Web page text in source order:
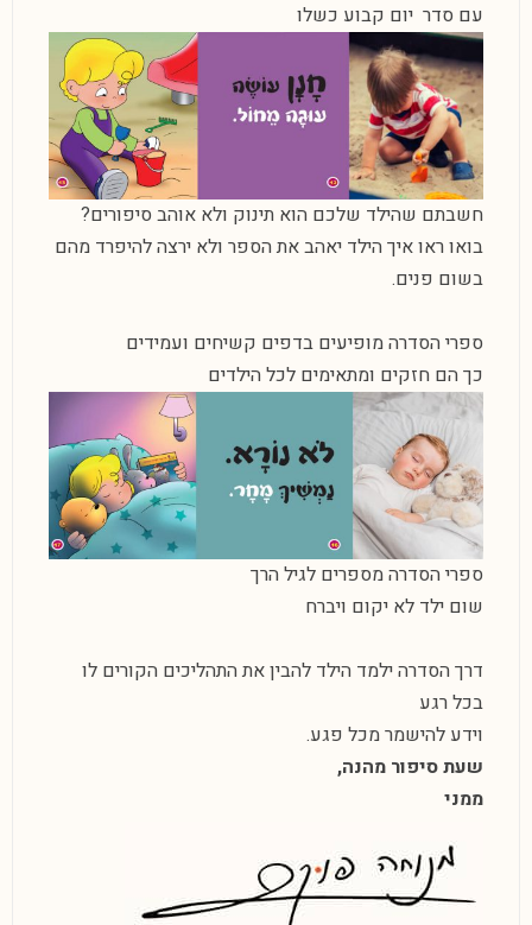
עם סדר יום קבוע כשלו
חשבתם שהילד שלכם הוא תינוק ולא אוהב סיפורים?
בואו ראו איך הילד יאהב את הספר ולא ירצה להיפרד מהם
בשום פנים.
ספרי הסדרה מופיעים בדפים קשיחים ועמידים
כך הם חזקים ומתאימים לכל הילדים
ספרי הסדרה מספרים לגיל הרך
שום ילד לא יקום ויברח
דרך הסדרה ילמד הילד להבין את התהליכים הקורים לו
בכל רגע
וידע להישמר מכל פגע.
שעת סיפור מהנה,
ממני